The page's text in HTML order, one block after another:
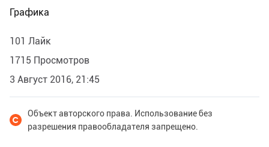
Графика
101 Лайк
1715 Просмотров
3 Август 2016, 21:45
Объект авторского права. Использование без
разрешения правообладателя запрещено.